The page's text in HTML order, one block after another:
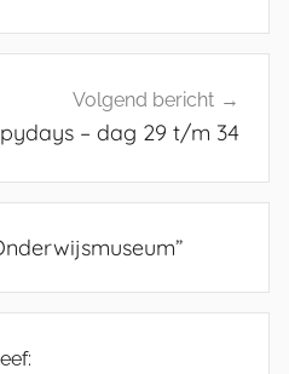
Volgend bericht
– dag 29 t/m 34
”